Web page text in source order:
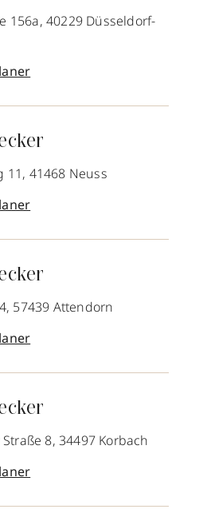
156a, 40229 Düsseldorf-
11, 41468 Neuss
57439 Attendorn
8, 34497 Korbach